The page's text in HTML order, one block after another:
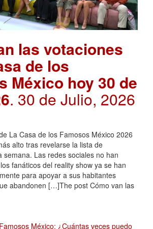
las votaciones
de los
México hoy 30 de
. 30 de Julio, 2026
La Casa de los Famosos México 2026
alto tras revelarse la lista de
semana. Las redes sociales no han
fanáticos del reality show ya se han
para apoyar a sus habitantes
abandonen […]The post Cómo van las